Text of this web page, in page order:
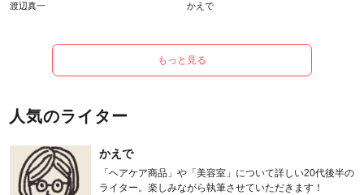
渡辺真一 かえで
もっと見る
人気のライター
かえで
「ヘアケア商品」や「美容室」について詳しい20代後半の
ライター。楽しみながら執筆させていただきます！